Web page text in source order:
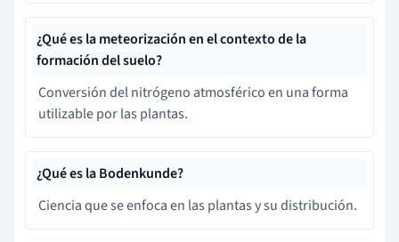
¿Qué es la meteorización en el contexto de la
formación del suelo?
Conversión del nitrógeno atmosférico en una forma
utilizable por las plantas.
¿Qué es la Bodenkunde?
Ciencia que se enfoca en las plantas y su distribución.